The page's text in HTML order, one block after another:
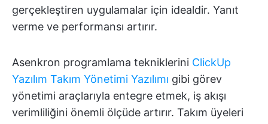
gerçekleştiren uygulamalar için idealdir. Yanıt
verme ve performansı artırır.
Asenkron programlama tekniklerini ClickUp
Yazılım Takım Yönetimi Yazılımı gibi görev
yönetimi araçlarıyla entegre etmek, iş akışı
verimliliğini önemli ölçüde artırır. Takım üyeleri